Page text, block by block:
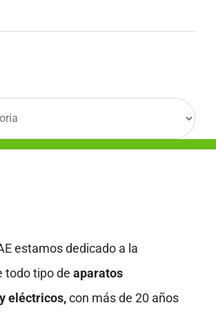
estamos dedicado a la
todo tipo de aparatos
eléctricos,con más de 20 años